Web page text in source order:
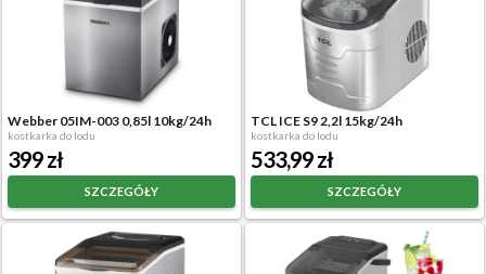
Webber 05IM-003 0,85l 10kg/24h
kostkarka do lodu
399 zł
SZCZEGÓŁY
TCL ICE S9 2,2l 15kg/24h
kostkarka do lodu
533,99 zł
SZCZEGÓŁY